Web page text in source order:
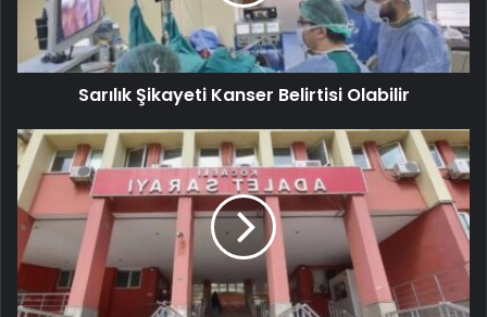
Sarılık Şikayeti Kanser Belirtisi Olabilir